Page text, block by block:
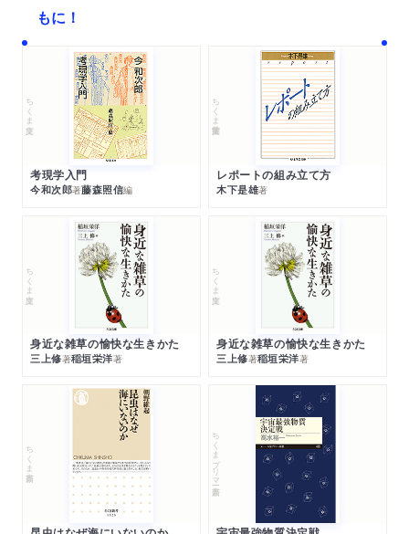
もに！
ちくま文庫
考現学入門
今和次郎著藤森照信編
ちくま学芸文庫
レポートの組み立て方
木下是雄著
ちくま文庫
身近な雑草の愉快な生きかた
三上修著稲垣栄洋著
ちくま文庫
身近な雑草の愉快な生きかた
三上修著稲垣栄洋著
ちくま新書 ちくまプリマー新書